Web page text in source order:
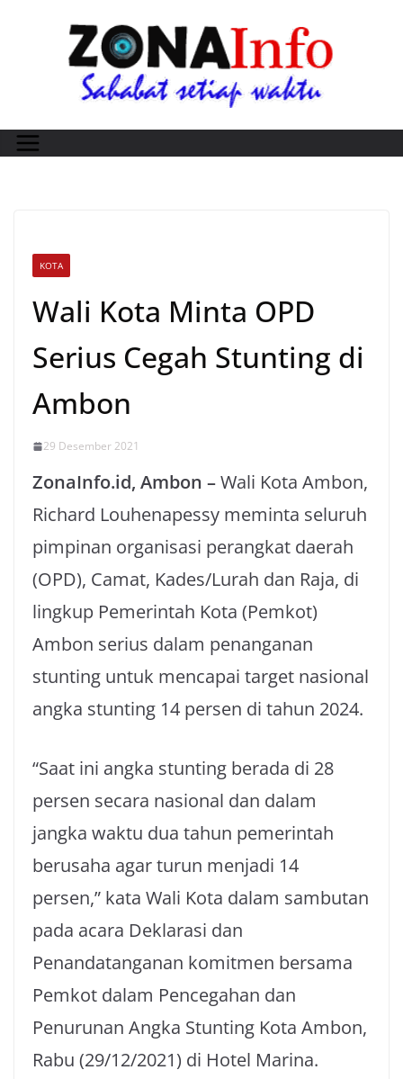
KOTA
Wali Kota Minta OPD
Serius Cegah Stunting di
Ambon
29 Desember 2021
ZonaInfo.id, Ambon –Wali Kota Ambon,
Richard Louhenapessy meminta seluruh
pimpinan organisasi perangkat daerah
(OPD), Camat, Kades/Lurah dan Raja, di
lingkup Pemerintah Kota (Pemkot)
Ambon serius dalam penanganan
stunting untuk mencapai target nasional
angka stunting 14 persen di tahun 2024.
“Saat ini angka stunting berada di 28
persen secara nasional dan dalam
jangka waktu dua tahun pemerintah
berusaha agar turun menjadi 14
persen,” kata Wali Kota dalam sambutan
pada acara Deklarasi dan
Penandatanganan komitmen bersama
Pemkot dalam Pencegahan dan
Penurunan Angka Stunting Kota Ambon,
Rabu (29/12/2021) di Hotel Marina.